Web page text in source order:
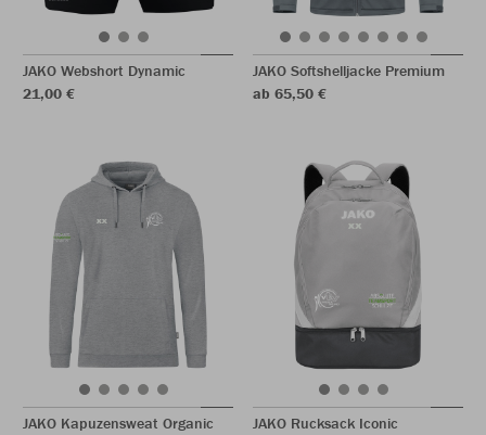
JAKO Webshort Dynamic
21,00 €
JAKO Softshelljacke Premium
ab 65,50 €
JAKO Kapuzensweat Organic
JAKO Rucksack Iconic